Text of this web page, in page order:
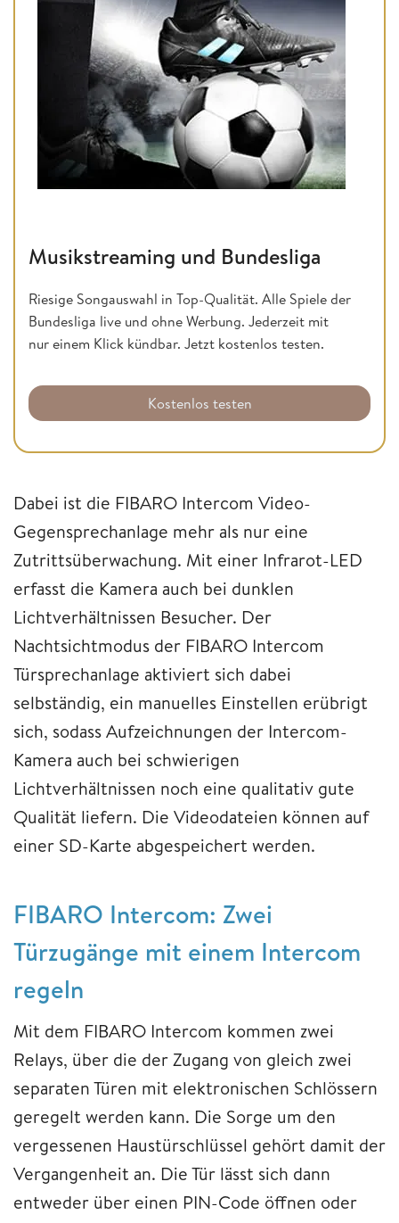
Musikstreaming und Bundesliga
Riesige Songauswahl in Top-Qualität. Alle Spiele der
Bundesliga live und ohne Werbung. Jederzeit mit
nur einem Klick kündbar. Jetzt kostenlos testen.
Kostenlos testen
Dabei ist die FIBARO Intercom Video-
Gegensprechanlage mehr als nur eine
Zutrittsüberwachung. Mit einer Infrarot-LED
erfasst die Kamera auch bei dunklen
Lichtverhältnissen Besucher. Der
Nachtsichtmodus der FIBARO Intercom
Türsprechanlage aktiviert sich dabei
selbständig, ein manuelles Einstellen erübrigt
sich, sodass Aufzeichnungen der Intercom-
Kamera auch bei schwierigen
Lichtverhältnissen noch eine qualitativ gute
Qualität liefern. Die Videodateien können auf
einer SD-Karte abgespeichert werden.
FIBARO Intercom: Zwei
Türzugänge mit einem Intercom
regeln
Mit dem FIBARO Intercom kommen zwei
Relays, über die der Zugang von gleich zwei
separaten Türen mit elektronischen Schlössern
geregelt werden kann. Die Sorge um den
vergessenen Haustürschlüssel gehört damit der
Vergangenheit an. Die Tür lässt sich dann
entweder über einen PIN-Code öffnen oder